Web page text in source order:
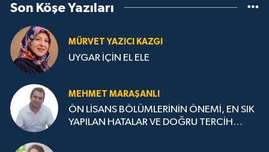
Son Köşe Yazıları
MÜRVET YAZICI KAZGI
UYGAR İÇİN EL ELE
MEHMET MARAŞANLI
ÖN LİSANS BÖLÜMLERİNİN ÖNEMİ, EN SIK
YAPILAN HATALAR VE DOĞRU TERCİH